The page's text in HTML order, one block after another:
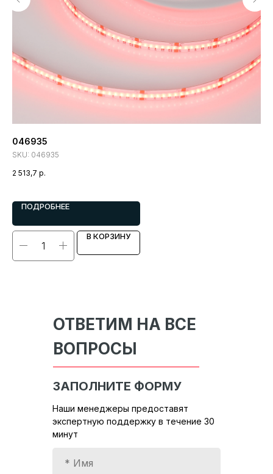
046935
SKU: 046935
2 513,7 р.
ПОДРОБНЕЕ
В КОРЗИНУ
ОТВЕТИМ НА ВСЕ
ВОПРОСЫ
Наши менеджеры предоставят
экспертную поддержку в течение 30
минут
ЗАПОЛНИТЕ ФОРМУ